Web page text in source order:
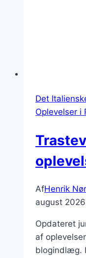
Det
Oplevelser i
AfHenrik
august 2026
Opdateret
af
blogindlæg.